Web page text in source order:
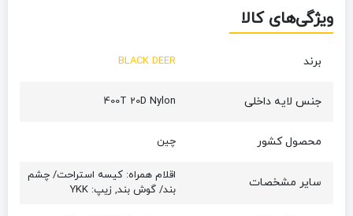
ویژگی‌های کالا
برند BLACK DEER
جنس لایه داخلی 400T 20D Nylon
محصول کشور چین
سایر مشخصات
اقلام همراه: کیسه استراحت/ چشم
بند/ گوش بند, زیپ: YKK